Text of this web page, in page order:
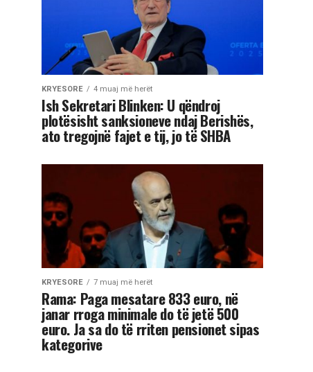
KRYESORE 4 muaj më herët
Ish Sekretari Blinken: U qëndroj
plotësisht sanksioneve ndaj Berishës,
ato tregojnë fajet e tij, jo të SHBA
KRYESORE 7 muaj më herët
Rama: Paga mesatare 833 euro, në
janar rroga minimale do të jetë 500
euro. Ja sa do të rriten pensionet sipas
kategorive